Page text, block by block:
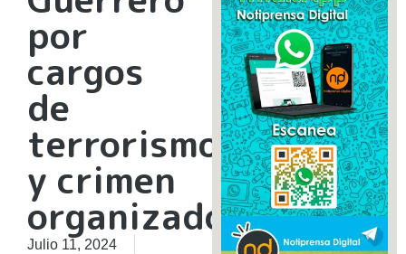
por
cargos
de
terrorismo
y crimen
organizado
Julio 11, 2024